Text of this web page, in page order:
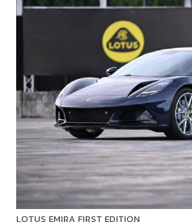
LOTUS EMIRA FIRST EDITION